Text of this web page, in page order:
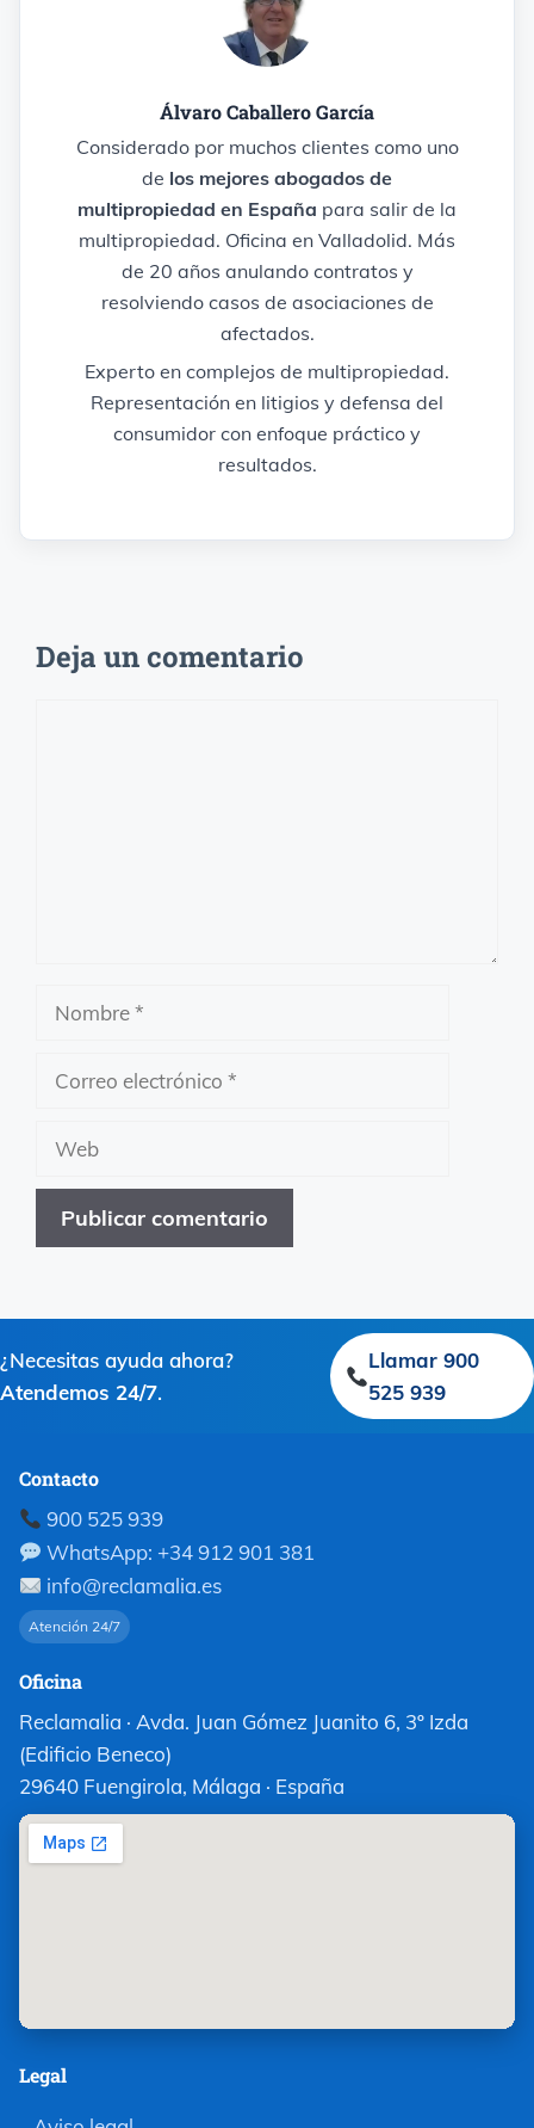
Álvaro Caballero García
Considerado por muchos clientes como uno
de los mejores abogados de
multipropiedad en España para salir de la
multipropiedad. Oficina en Valladolid. Más
de 20 años anulando contratos y
resolviendo casos de asociaciones de
afectados.
Experto en complejos de multipropiedad.
Representación en litigios y defensa del
consumidor con enfoque práctico y
resultados.
Deja un comentario
Nombre
Correo
Web
¿Necesitas ayuda ahora?
Atendemos 24/7.
Llamar 900
525 939
Contacto
900 525 939
WhatsApp: +34 912 901 381
info@reclamalia.es
Atención 24/7
Oficina
Reclamalia · Avda. Juan Gómez Juanito 6, 3º Izda
(Edificio Beneco)
29640 Fuengirola, Málaga · España
Legal